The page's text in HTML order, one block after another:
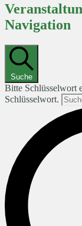
Navigation
Suche
Bitte Schlüsselwort
Schlüsselwort.